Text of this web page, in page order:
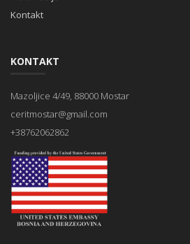
Kontakt
KONTAKT
Mazoljice 4/49, 88000 Mostar
ceritmostar@gmail.com
+38762062862